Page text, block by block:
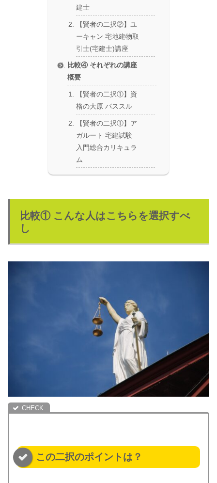
建士
【賢者の二択②】ユ
ーキャン 宅地建物取
引士(宅建士)講座
比較④ それぞれの講座
概要
【賢者の二択①】資
格の大原 パススル
【賢者の二択①】ア
ガルート 宅建試験
入門総合カリキュラ
ム
比較① こんな人はこちらを選択すべ
し
この二択のポイントは？